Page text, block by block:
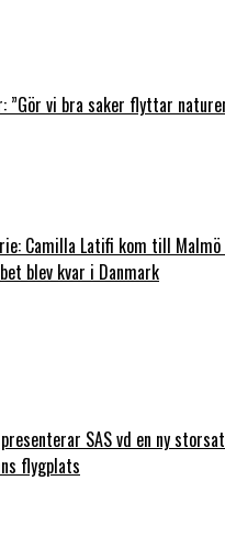
”Gör vi bra saker flyttar
Camilla Latifi kom till
blev kvar i Danmark
SAS vd en ny
flygplats